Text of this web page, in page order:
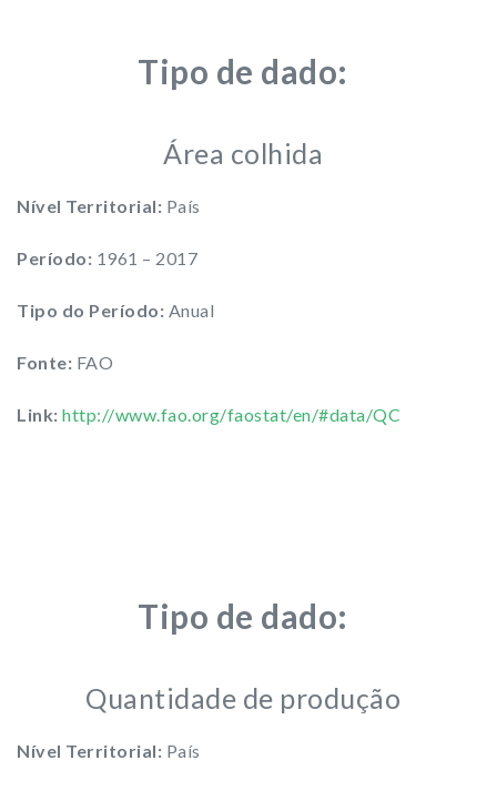
Tipo de dado:
Área colhida
Nível Territorial: País
Período: 1961 – 2017
Tipo do Período: Anual
Fonte: FAO
Link: http://www.fao.org/faostat/en/#data/QC
Tipo de dado:
Quantidade de produção
Nível Territorial: País